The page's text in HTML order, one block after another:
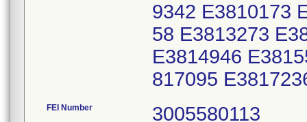
9342 E3810173
58 E3813273
E3814946
817095
FEI Number